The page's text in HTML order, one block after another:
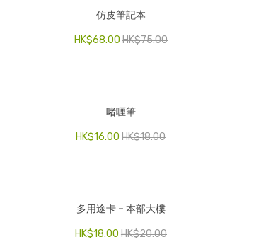
仿皮筆記本
HK$75.00
HK$68.00
啫喱筆
HK$18.00
HK$16.00
多用途卡 – 本部大樓
HK$20.00
HK$18.00